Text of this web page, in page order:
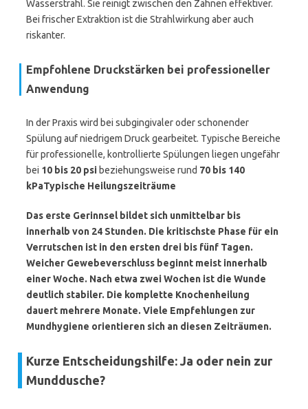
Wasserstrahl. Sie reinigt zwischen den Zähnen effektiver.
Bei frischer Extraktion ist die Strahlwirkung aber auch
riskanter.
Empfohlene Druckstärken bei professioneller
Anwendung
In der Praxis wird bei subgingivaler oder schonender
Spülung auf niedrigem Druck gearbeitet. Typische Bereiche
für professionelle, kontrollierte Spülungen liegen ungefähr
bei 10 bis 20 psi beziehungsweise rund 70 bis 140
kPaTypische Heilungszeiträume
Das erste Gerinnsel bildet sich unmittelbar bis
innerhalb von 24 Stunden. Die kritischste Phase für ein
Verrutschen ist in den ersten drei bis fünf Tagen.
Weicher Gewebeverschluss beginnt meist innerhalb
einer Woche. Nach etwa zwei Wochen ist die Wunde
deutlich stabiler. Die komplette Knochenheilung
dauert mehrere Monate. Viele Empfehlungen zur
Mundhygiene orientieren sich an diesen Zeiträumen.
Kurze Entscheidungshilfe: Ja oder nein zur
Munddusche?